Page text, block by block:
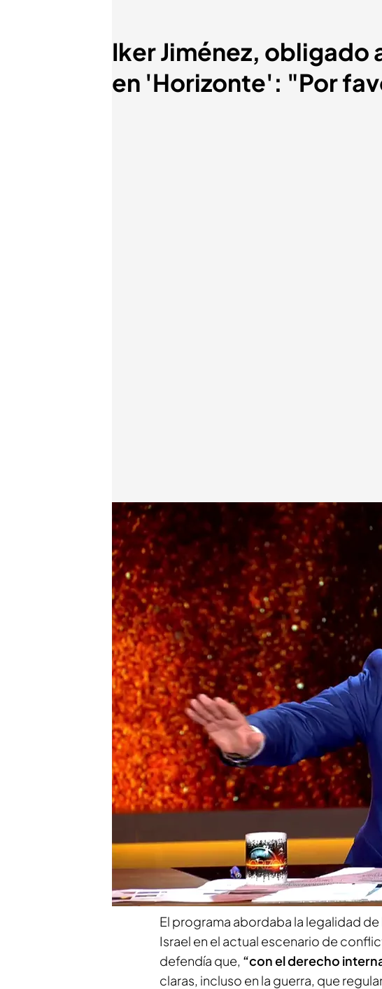
Iker Jiménez, obligado
en 'Horizonte': "Por
El choque entre Daniel Lacalle y Bea Talegón. cuatro.com
Horizonte
04 MAR 2026 - 23:30h.
Iker Jiménez para el debate entre
'Horizonte'
Iker Jiménez muestra en
vez relacionado con los TEDAX:
Compartir
La mesa de análisis de Horizontevivió
en la última emisión cuando el
intervenir para frenar un cruce de
entre varios colaboradores.“Por
reconducir el debate ante la falta de
intercambio.
El programa abordaba la legalidad
Israel en el actual escenario de
defendía que, “con el derecho
claras, incluso en la guerra, que